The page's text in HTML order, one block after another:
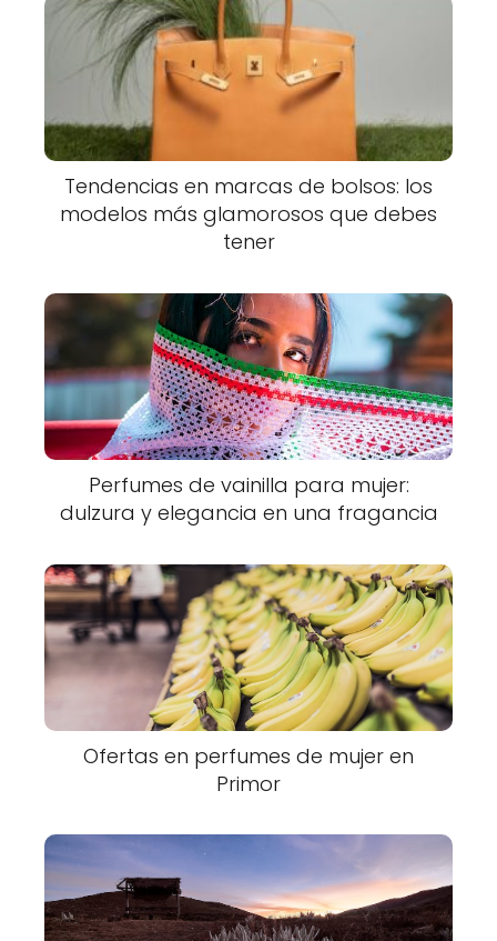
Tendencias en marcas de bolsos: los
modelos más glamorosos que debes
tener
Perfumes de vainilla para mujer:
dulzura y elegancia en una fragancia
Ofertas en perfumes de mujer en
Primor